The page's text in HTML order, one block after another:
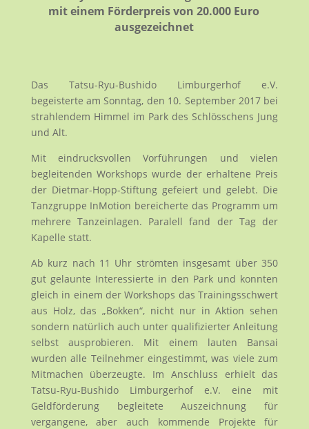
mit einem Förderpreis von 20.000 Euro
ausgezeichnet
Das Tatsu-Ryu-Bushido Limburgerhof e.V.
begeisterte am Sonntag, den 10. September 2017 bei
strahlendem Himmel im Park des Schlösschens Jung
und Alt.
Mit eindrucksvollen Vorführungen und vielen
begleitenden Workshops wurde der erhaltene Preis
der Dietmar-Hopp-Stiftung gefeiert und gelebt. Die
Tanzgruppe InMotion bereicherte das Programm um
mehrere Tanzeinlagen. Paralell fand der Tag der
Kapelle statt.
Ab kurz nach 11 Uhr strömten insgesamt über 350
gut gelaunte Interessierte in den Park und konnten
gleich in einem der Workshops das Trainingsschwert
aus Holz, das „Bokken“, nicht nur in Aktion sehen
sondern natürlich auch unter qualifizierter Anleitung
selbst ausprobieren. Mit einem lauten Bansai
wurden alle Teilnehmer eingestimmt, was viele zum
Mitmachen überzeugte. Im Anschluss erhielt das
Tatsu-Ryu-Bushido Limburgerhof e.V. eine mit
Geldförderung begleitete Auszeichnung für
vergangene, aber auch kommende Projekte für